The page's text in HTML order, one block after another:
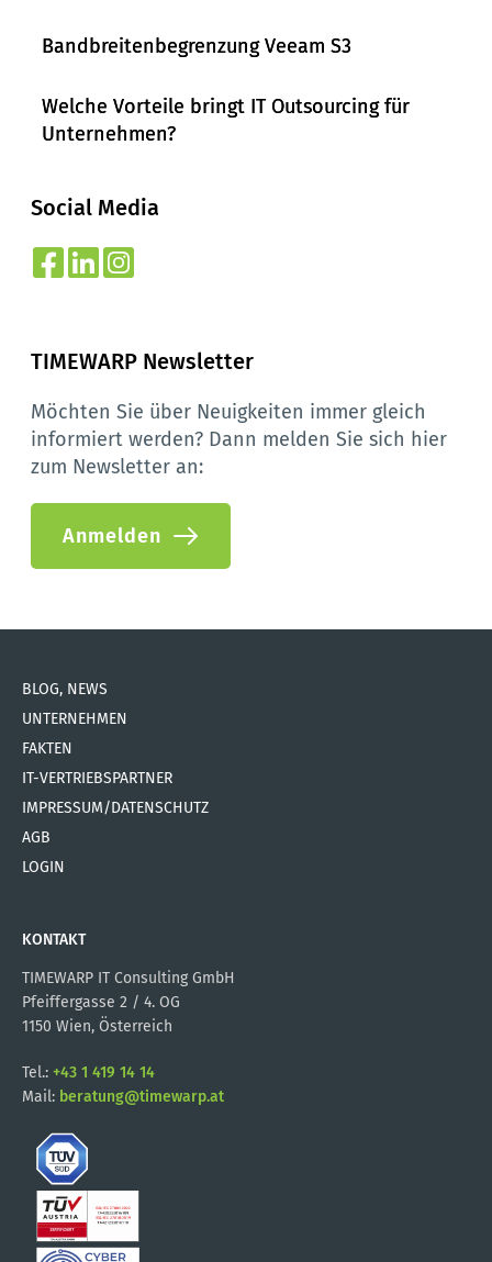
Bandbreitenbegrenzung Veeam S3
Welche Vorteile bringt IT Outsourcing für
Unternehmen?
Social Media
TIMEWARP Newsletter
Möchten Sie über Neuigkeiten immer gleich
informiert werden? Dann melden Sie sich hier
zum Newsletter an:
Anmelden
BLOG, NEWS
UNTERNEHMEN
FAKTEN
IT-VERTRIEBSPARTNER
IMPRESSUM/DATENSCHUTZ
AGB
LOGIN
KONTAKT
TIMEWARP IT Consulting GmbH
Pfeiffergasse 2 / 4. OG
1150 Wien, Österreich
Tel.: +43 1 419 14 14
Mail: beratung@timewarp.at